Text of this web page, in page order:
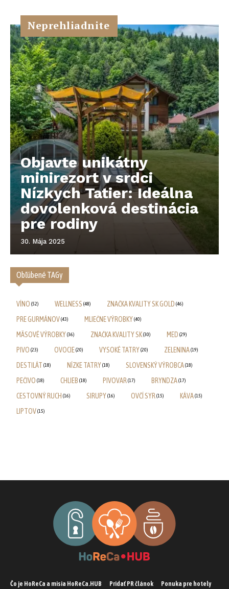
Neprehliadnite
Objavte unikátny
minirezort v srdci
Nízkych Tatier: Ideálna
dovolenková destinácia
pre rodiny
30. Mája 2025
Obľúbené TAGy
VÍNO (52) WELLNESS (48) ZNAČKA KVALITY SK GOLD (46)
PRE GURMÁNOV(43) MLIEČNE VÝROBKY(40)
MÄSOVÉ VÝROBKY(36) ZNAČKA KVALITY SK(30) MED (29)
PIVO (23) OVOCIE(20) VYSOKÉ TATRY(20) ZELENINA(19)
DESTILÁT (18) NÍZKE TATRY(18) SLOVENSKÝ VÝROBCA(18)
PEČIVO (18) CHLIEB (18) PIVOVAR(17) BRYNDZA(17)
CESTOVNÝ RUCH (16) SIRUPY(16) OVČÍ SYR(15) KÁVA(15)
LIPTOV(15)
Čo je HoReCa a misia HoReCa.HUB Pridať PR článok
Ponuka pre hotely